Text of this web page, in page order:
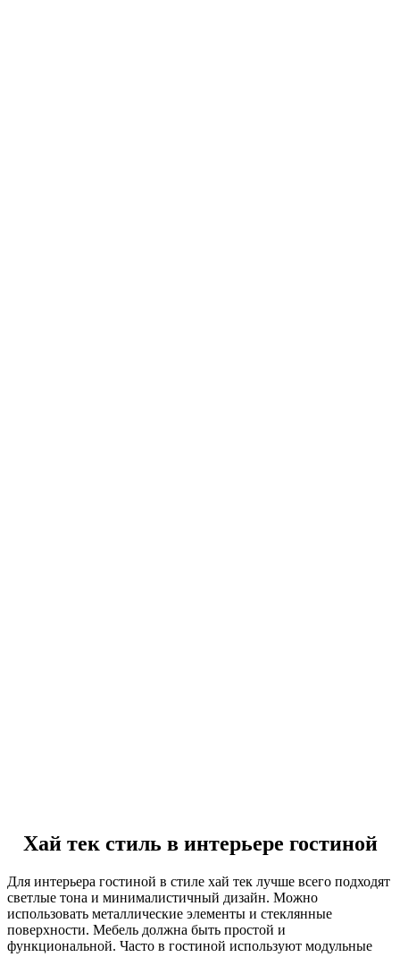
Хай тек стиль в интерьере гостиной
Для интерьера гостиной в стиле хай тек лучше всего подходят
светлые тона и минималистичный дизайн. Можно
использовать металлические элементы и стеклянные
поверхности. Мебель должна быть простой и
функциональной. Часто в гостиной используют модульные